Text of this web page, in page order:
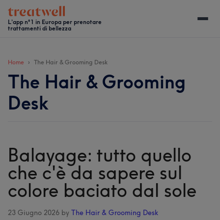
Passa
contenuto
Skip
secondary
Passa
alla
barra
primaria
Passa
piè
pagina
L’app n°1 in Europa per prenotare
trattamenti di bellezza
Home The Hair & Grooming Desk
The Hair & Grooming
Desk
Balayage: tutto quello
che c'è da sapere sul
colore baciato dal sole
23 Giugno 2026 by The Hair & Grooming Desk